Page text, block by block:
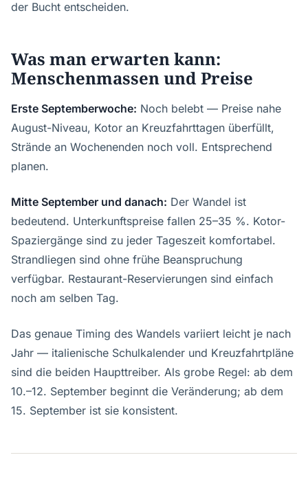
der Bucht entscheiden.
Was man erwarten kann:
Menschenmassen und Preise
Erste Septemberwoche: Noch belebt — Preise nahe
August-Niveau, Kotor an Kreuzfahrttagen überfüllt,
Strände an Wochenenden noch voll. Entsprechend
planen.
Mitte September und danach: Der Wandel ist
bedeutend. Unterkunftspreise fallen 25–35 %. Kotor-
Spaziergänge sind zu jeder Tageszeit komfortabel.
Strandliegen sind ohne frühe Beanspruchung
verfügbar. Restaurant-Reservierungen sind einfach
noch am selben Tag.
Das genaue Timing des Wandels variiert leicht je nach
Jahr — italienische Schulkalender und Kreuzfahrtpläne
sind die beiden Haupttreiber. Als grobe Regel: ab dem
10.–12. September beginnt die Veränderung; ab dem
15. September ist sie konsistent.